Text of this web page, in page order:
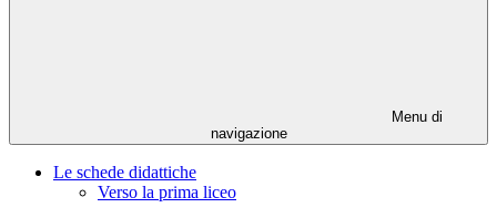
Menu di
navigazione
Le schede didattiche
Verso la prima liceo